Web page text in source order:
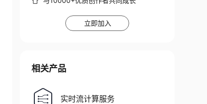
立即加入
相关产品
实时流计算服务